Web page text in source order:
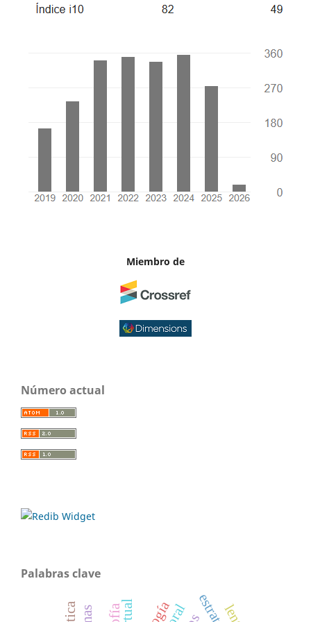
Miembro de
Número actual
Palabras clave